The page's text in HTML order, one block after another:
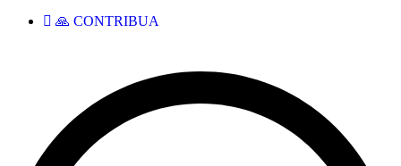
🙏 CONTRIBUA